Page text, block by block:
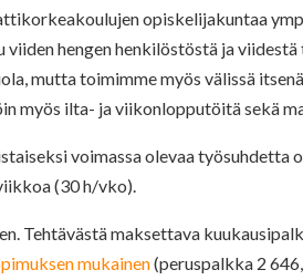
opiskelijakuntaa
hengen henkilöstöstä ja
mutta toimimme myös välissä
myös ilta- ja viikonlopputöitä sekä
voimassa olevaa
(30 h/vko).
Tehtävästä maksettava
mukainen(peruspalkka 2